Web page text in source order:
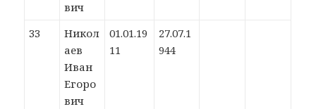
вич
33
Никол
аев
Иван
Егоро
вич
01.01.19
11
27.07.1
944